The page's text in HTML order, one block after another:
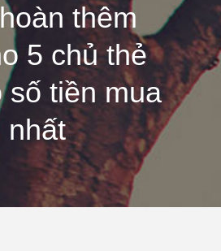
thêm
5 chủ thẻ
số tiền mua
nhất